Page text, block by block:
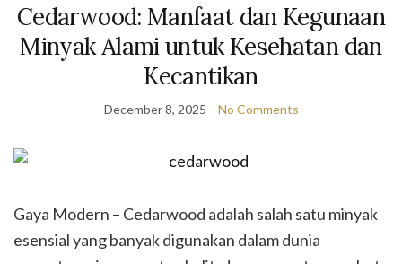
Cedarwood: Manfaat dan Kegunaan
Minyak Alami untuk Kesehatan dan
Kecantikan
December 8, 2025 No Comments
Gaya Modern – Cedarwood adalah salah satu minyak
esensial yang banyak digunakan dalam dunia